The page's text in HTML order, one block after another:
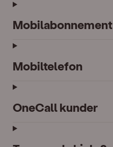
Mobilabonnement
Mobiltelefon
OneCall kunder